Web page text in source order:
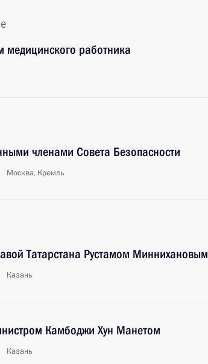
медицинского работника
членами Совета Безопасности
Москва, Кремль
Татарстана Рустамом Миннихановым
Казань
Камбоджи Хун Манетом
Казань